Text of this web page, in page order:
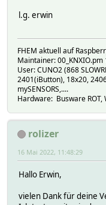
MODEL
OPTION
RDNAMEGET
RDNAMEPUT
RDNAMESET
SETLIST
value_hellwert:
CODE
GROUP 0/
NO 7
RDNAMEGET
RDNAMESET
GADTABLE:
l.g. erwin
FHEM aktuell auf
Maintainer: 00_KNXIO.pm
User: CUNO2 (868
2401(iButton), 18x20,
mySENSORS,....
Hardware: Busware ROT,
rolizer
16 Mai 2022, 11:48:29
Hallo Erwin,
vielen Dank für deine